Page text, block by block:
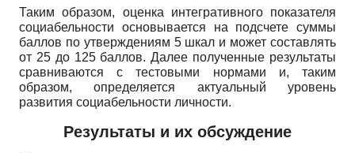
Таким образом, оценка интегративного показателя
социабельности основывается на подсчете суммы
баллов по утверждениям 5 шкал и может составлять
от 25 до 125 баллов. Далее полученные результаты
сравниваются с тестовыми нормами и, таким
образом, определяется актуальный уровень
развития социабельности личности.
Результаты и их обсуждение